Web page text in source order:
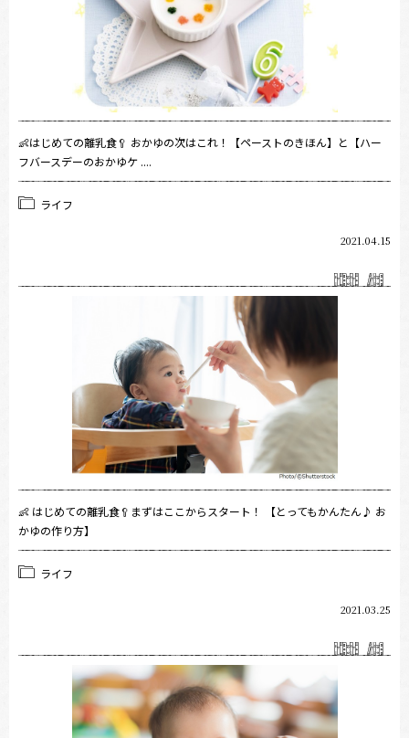
👶はじめての離乳食🥄 おかゆの次はこれ！【ペーストのきほん】と【ハー
フバースデーのおかゆケ ....
ライフ
2021.04.15
👶 はじめての離乳食🥄まずはここからスタート！ 【とってもかんたん♪ お
かゆの作り方】
ライフ
2021.03.25